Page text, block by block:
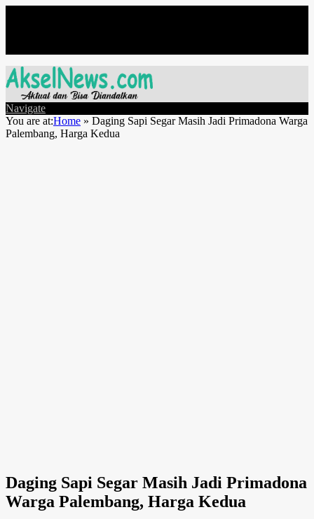
Navigate
You are at:Home » Daging Sapi Segar Masih Jadi Primadona Warga
Palembang, Harga Kedua
Daging Sapi Segar Masih Jadi Primadona
Warga Palembang, Harga Kedua